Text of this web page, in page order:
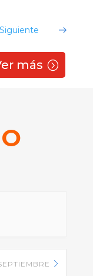
Siguiente
más